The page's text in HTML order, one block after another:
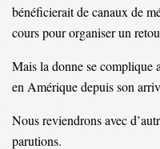
bénéficierait de canaux de
cours pour organiser un
Mais la donne se complique
en Amérique depuis son
Nous reviendrons avec
parutions.